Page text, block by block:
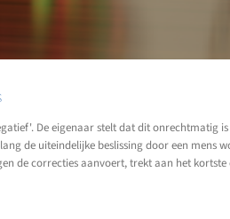
De eigenaar stelt dat dit onrechtmatig
de uiteindelijke beslissing door een
de correcties aanvoert, trekt aan het kortste